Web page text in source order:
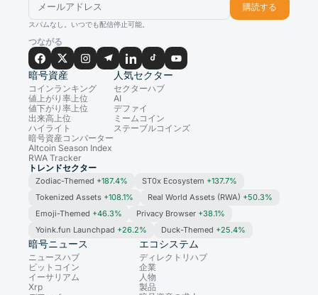
購読する
スパムなし。いつでも配信停止可能。
つながる
暗号資産
コインランキング
値上がり率上位
値下がり率上位
出来高上位
ハイライト
暗号資産コンバーター
Altcoin Season Index
RWA Tracker
人気セクター
セクターハブ
AI
デファイ
ミームコイン
ステーブルコインズ
トレンドセクター
Zodiac-Themed +187.4% ST0x Ecosystem +137.7%
Tokenized Assets +108.1% Real World Assets (RWA) +50.3%
Emoji-Themed +46.3% Privacy Browser +38.1%
Yoink.fun Launchpad +26.2% Duck-Themed +25.4%
暗号ニュース
ニュースハブ
ビットコイン
イーサリアム
Xrp
エコシステム
ディレクトリハブ
企業
人物
製品